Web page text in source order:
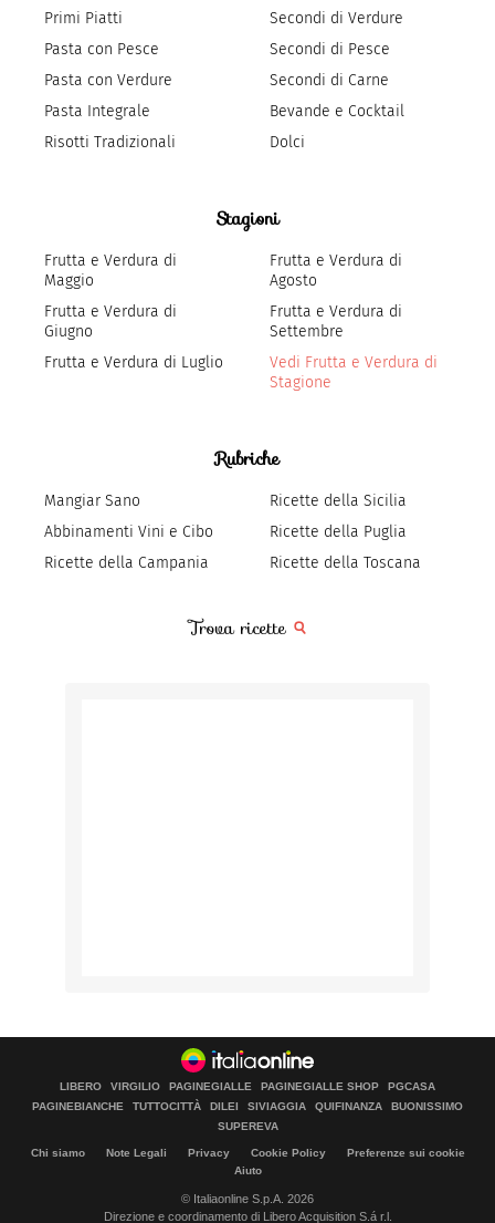
Primi Piatti
Pasta con Pesce
Pasta con Verdure
Pasta Integrale
Risotti Tradizionali
Secondi di Verdure
Secondi di Pesce
Secondi di Carne
Bevande e Cocktail
Dolci
Stagioni
Frutta e Verdura di
Maggio
Frutta e Verdura di
Giugno
Frutta e Verdura di Luglio
Frutta e Verdura di
Agosto
Frutta e Verdura di
Settembre
Vedi Frutta e Verdura di
Stagione
Rubriche
Mangiar Sano
Abbinamenti Vini e Cibo
Ricette della Campania
Ricette della Sicilia
Ricette della Puglia
Ricette della Toscana
Trova ricette
LIBERO VIRGILIO PAGINEGIALLE PAGINEGIALLE SHOP
PGCASA
PAGINEBIANCHE
TUTTOCITTÀ DILEI SIVIAGGIA QUIFINANZA
BUONISSIMO
SUPEREVA
Chi siamo Note Legali Privacy Cookie Policy
Preferenze sui cookie
Aiuto
© Italiaonline S.p.A. 2026
Direzione e coordinamento di Libero Acquisition S.á r.l.